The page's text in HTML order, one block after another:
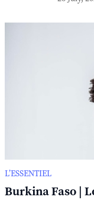
L’ESSENTIEL
Burkina Faso |